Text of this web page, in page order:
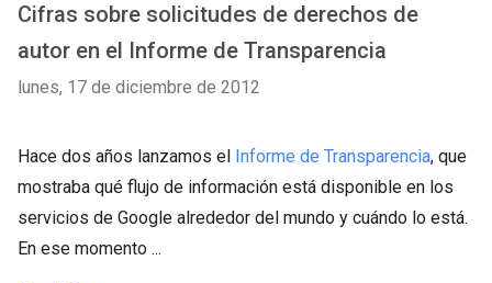
Cifras sobre solicitudes de derechos de
autor en el Informe de Transparencia
lunes, 17 de diciembre de 2012
Hace dos años lanzamos el Informe de Transparencia, que
mostraba qué flujo de información está disponible en los
servicios de Google alrededor del mundo y cuándo lo está.
En ese momento ...